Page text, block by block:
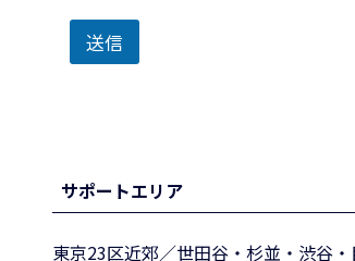
「情報管理」
お預かりした個人情報は正確な状態に
る場合などを除き、お客さまの許可な
〈当社が行う管理運営業務のうち、〉
・会員情報の管理
・お客さまへのサービスの向上
送信
サポートエリア
東京23区近郊／世田谷・杉並・渋谷